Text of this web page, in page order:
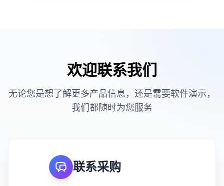
欢迎联系我们
无论您是想了解更多产品信息，还是需要软件演示，
我们都随时为您服务
联系采购